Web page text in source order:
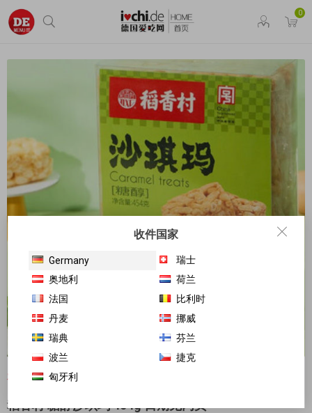
0
对不起-这个产品已经不再提供
稻香村 糖醇沙琪玛 454g 日期见内页
收件国家
Germany
瑞士
奥地利
荷兰
法国
比利时
丹麦
挪威
瑞典
芬兰
波兰
捷克
匈牙利